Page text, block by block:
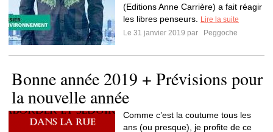
(Editions Anne Carrière) a fait réagir
les libres penseurs.
Lire la suite
Le 31 janvier 2019 par
Peggoche
Bonne année 2019 + Prévisions pour
la nouvelle année
Comme c’est la coutume tous les
ans (ou presque), je profite de ce